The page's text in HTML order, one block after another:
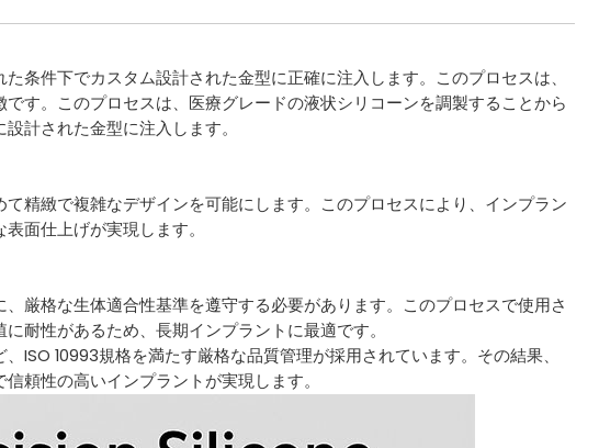
条件下でカスタム設計された金型に正確に注入します。このプロセスは、
す。このプロセスは、医療グレードの液状シリコーンを調製することから
計された金型に注入します。
精緻で複雑なデザインを可能にします。このプロセスにより、インプラン
面仕上げが実現します。
厳格な生体適合性基準を遵守する必要があります。このプロセスで使用さ
耐性があるため、長期インプラントに最適です。
ISO 10993規格を満たす厳格な品質管理が採用されています。その結果、
頼性の高いインプラントが実現します。